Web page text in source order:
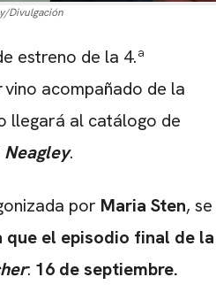
Divulgación
estreno de la 4.ª
vino acompañado de la
llegará al catálogo de
Neagley.
por Maria Sten, se
que el episodio final de la
: 16 de septiembre.